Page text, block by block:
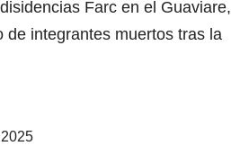
Farc en el Guaviare,
de integrantes muertos tras la